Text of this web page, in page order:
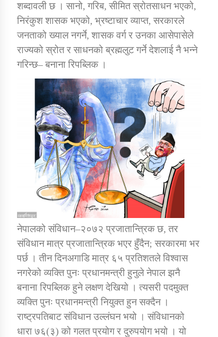
कर्णाली प्रविधि शिक्षालय जुम्लाको सुचना
सामाजिक बिकास कार्यालय जुम्लाकाे सुचना
कार्यक्रम कार्यान्वयन एकाई जुम्लाको सुचना
कर्णाली प्राविधि शिक्षालय जुम्लाको सुचना
शब्दावली छ । सानो, गरिब, सीमित स्रोतसाधन भएको,
निरंकुश शासक भएको, भ्रष्टाचार व्याप्त, सरकारले
जनताको ख्याल नगर्ने, शासक वर्ग र उनका आसेपासेले
राज्यको स्रोत र साधनको ब्रह्मलुट गर्ने देशलाई नै भन्ने
गरिन्छ– बनाना रिपब्लिक ।
नेपालको संविधान–२०७२ प्रजातान्त्रिक छ, तर
संविधान मात्र प्रजातान्त्रिक भएर हुँदैन; सरकारमा भर
पर्छ । तीन दिनअगाडि मात्र ६५ प्रतिशतले विश्वास
नगरेको व्यक्ति पुनः प्रधानमन्त्री हुनुले नेपाल झनै
बनाना रिपब्लिक हुने लक्षण देखियो । त्यसरी पदमुक्त
व्यक्ति पुनः प्रधानमन्त्री नियुक्त हुन सक्दैन ।
राष्ट्रपतिबाट संविधान उल्लंघन भयो । संविधानको
धारा ७६(३) को गलत प्रयोग र दुरुपयोग भयो । यो